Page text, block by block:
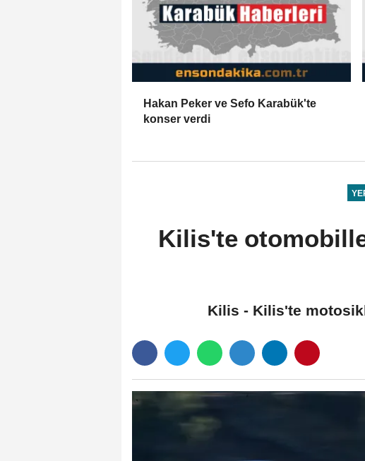
Hakan Peker ve Sefo Karabük'te
konser verdi
Kilis'te
Kilis - Kilis'te